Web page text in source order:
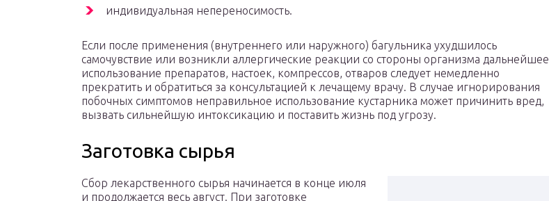
индивидуальная непереносимость.
Если после применения (внутреннего или наружного) багульника ухудшилось
самочувствие или возникли аллергические реакции со стороны организма дальнейшее
использование препаратов, настоек, компрессов, отваров следует немедленно
прекратить и обратиться за консультацией к лечащему врачу. В случае игнорирования
побочных симптомов неправильное использование кустарника может причинить вред,
вызвать сильнейшую интоксикацию и поставить жизнь под угрозу.
Заготовка сырья
Сбор лекарственного сырья начинается в конце июля
и продолжается весь август. При заготовке